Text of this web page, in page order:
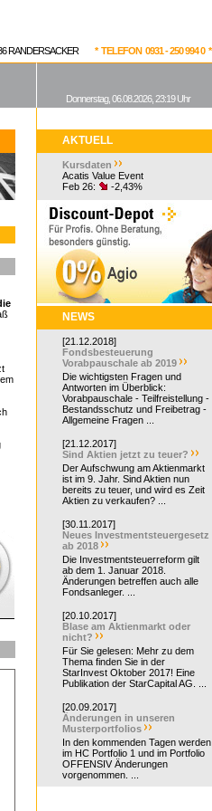
RANDERSACKER * TELEFON 0931 - 250 994 0 *
AKTUELL
Kursdaten
Acatis Value Event
Feb 26:
-2,43%
NEWS
[21.12.2018]
Fondsbesteuerung
Vorabpauschale ab 2019
Die wichtigsten Fragen und
Antworten im Überblick:
Vorabpauschale - Teilfreistellung -
Bestandsschutz und Freibetrag -
Allgemeine Fragen ...
[21.12.2017]
Sind Aktien jetzt zu teuer?
Der Aufschwung am Aktienmarkt
ist im 9. Jahr. Sind Aktien nun
bereits zu teuer, und wird es Zeit
Aktien zu verkaufen? ...
[30.11.2017]
Neues Investmentsteuergesetz
ab 2018
Die Investmentsteuerreform gilt
ab dem 1. Januar 2018.
Änderungen betreffen auch alle
Fondsanleger. ...
[20.10.2017]
Blase am Aktienmarkt oder
nicht?
Für Sie gelesen: Mehr zu dem
Thema finden Sie in der
StarInvest Oktober 2017! Eine
Publikation der StarCapital AG. ...
[20.09.2017]
Änderungen in unseren
Musterportfolios
In den kommenden Tagen werden
im HC Portfolio 1 und im Portfolio
OFFENSIV Änderungen
vorgenommen. ...
Donnerstag, 06.08.2026, 23:19 Uhr